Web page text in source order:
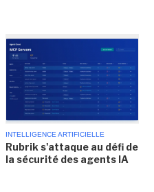
INTELLIGENCE ARTIFICIELLE
Rubrik s'attaque au défi de
la sécurité des agents IA